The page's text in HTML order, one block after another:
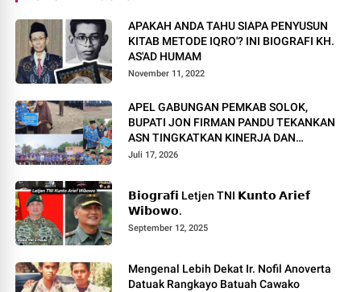
APAKAH ANDA TAHU SIAPA PENYUSUN
KITAB METODE IQRO'? INI BIOGRAFI KH.
AS'AD HUMAM
November 11, 2022
APEL GABUNGAN PEMKAB SOLOK,
BUPATI JON FIRMAN PANDU TEKANKAN
ASN TINGKATKAN KINERJA DAN
PELAYANAN MASYARAKAT.
Juli 17, 2026
𝗕𝗶𝗼𝗴𝗿𝗮𝗳𝗶 Letjen TNI 𝗞𝘂𝗻𝘁𝗼 𝗔𝗿𝗶𝗲𝗳
𝗪𝗶𝗯𝗼𝘄𝗼.
September 12, 2025
Mengenal Lebih Dekat Ir. Nofil Anoverta
Datuak Rangkayo Batuah Cawako